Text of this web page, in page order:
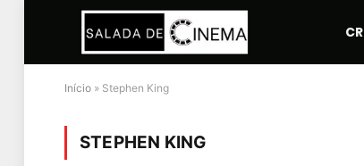
Início » Stephen King
STEPHEN KING